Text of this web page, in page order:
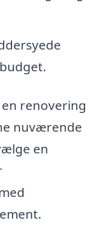
renovering
nuværende
en